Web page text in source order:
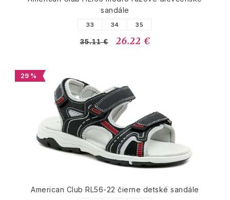
sandále
33 34 35
35.11 € 26.22 €
29 %
American Club RL56-22 čierne detské sandále